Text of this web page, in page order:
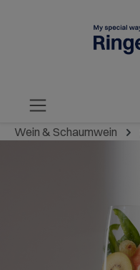
Wein & Schaumwein